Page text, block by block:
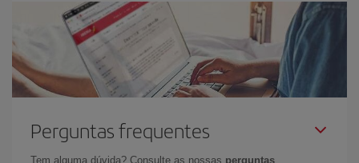
Perguntas frequentes
Tem alguma dúvida? Consulte as nossas perguntas